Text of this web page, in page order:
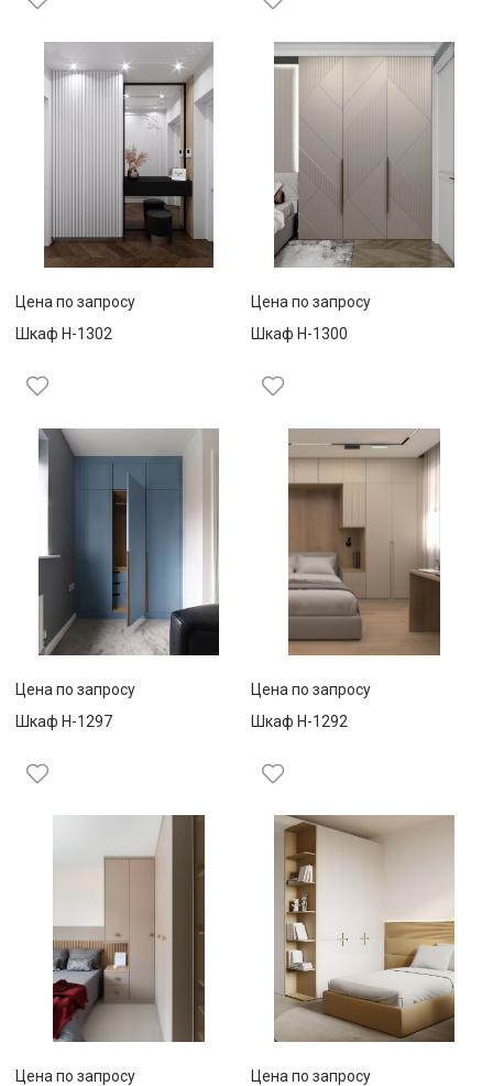
Цена по запросу
Шкаф Н-1302
Цена по запросу
Шкаф Н-1300
Цена по запросу
Шкаф Н-1297
Цена по запросу
Шкаф Н-1292
Цена по запросу
Цена по запросу